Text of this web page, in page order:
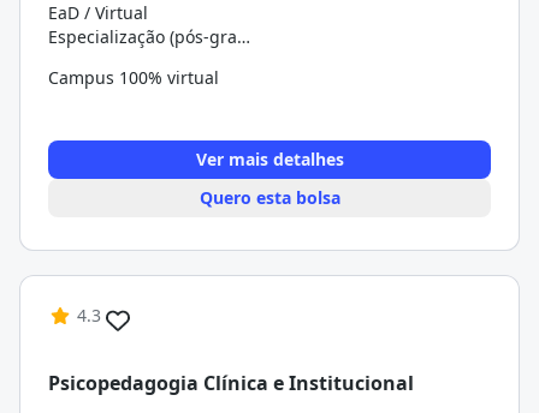
EaD / Virtual
Especialização (pós-graduação)
Campus 100% virtual
Ver mais detalhes
Quero esta bolsa
4.3
Psicopedagogia Clínica e Institucional